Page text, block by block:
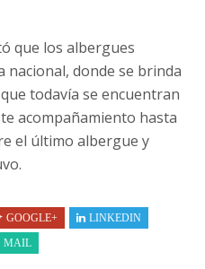
que los albergues
nacional, donde se brinda
todavía se encuentran
acompañamiento hasta
el último albergue y
GOOGLE+
LINKEDIN
MAIL